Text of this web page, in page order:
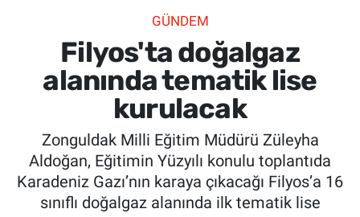
GÜNDEM
Filyos'ta doğalgaz
alanında tematik lise
kurulacak
Zonguldak Milli Eğitim Müdürü Züleyha
Aldoğan, Eğitimin Yüzyılı konulu toplantıda
Karadeniz Gazı’nın karaya çıkacağı Filyos’a 16
sınıflı doğalgaz alanında ilk tematik lise
SPOR